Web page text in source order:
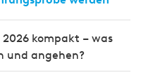
kompakt – was
und angehen?